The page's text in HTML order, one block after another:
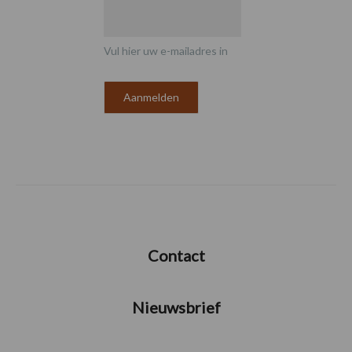
Vul hier uw e-mailadres in
Contact
Nieuwsbrief